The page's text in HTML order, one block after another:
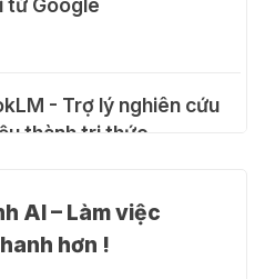
20x miễn phí
Teachers – chương
nhận ChatGPT
từ Google
- Trợ lý nghiên cứu
thành tri thức
AI – Biến ý tưởng
lượng cao
AI – Làm việc
hơn !